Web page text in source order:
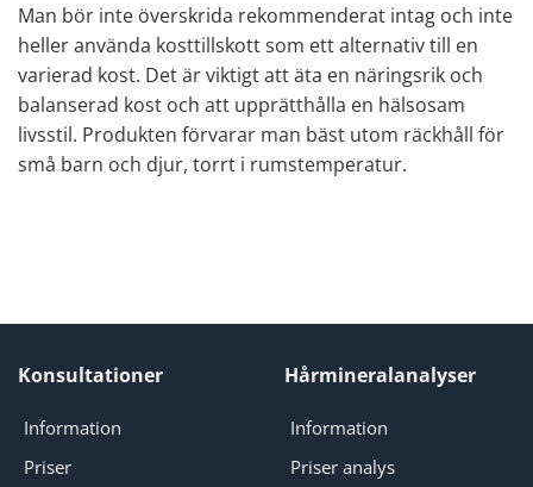
Man bör inte överskrida rekommenderat intag och inte
heller använda kosttillskott som ett alternativ till en
varierad kost. Det är viktigt att äta en näringsrik och
balanserad kost och att upprätthålla en hälsosam
livsstil. Produkten förvarar man bäst utom räckhåll för
små barn och djur, torrt i rumstemperatur.
Konsultationer
Information
Priser
Hårmineralanalyser
Information
Priser analys